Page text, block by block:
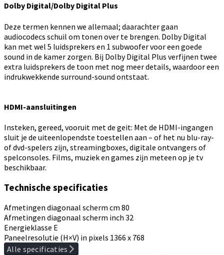
Dolby Digital/Dolby Digital Plus
Deze termen kennen we allemaal; daarachter gaan
audiocodecs schuil om tonen over te brengen. Dolby Digital
kan met wel 5 luidsprekers en 1 subwoofer voor een goede
sound in de kamer zorgen. Bij Dolby Digital Plus verfijnen twee
extra luidsprekers de toon met nog meer details, waardoor een
indrukwekkende surround-sound ontstaat.
HDMI-aansluitingen
Insteken, gereed, vooruit met de geit: Met de HDMI-ingangen
sluit je de uiteenlopendste toestellen aan – of het nu blu-ray-
of dvd-spelers zijn, streamingboxes, digitale ontvangers of
spelconsoles. Films, muziek en games zijn meteen op je tv
beschikbaar.
Technische specificaties
Afmetingen diagonaal scherm cm 80
Afmetingen diagonaal scherm inch 32
Energieklasse E
Paneelresolutie (H×V) in pixels 1366 x 768
Alle specificaties